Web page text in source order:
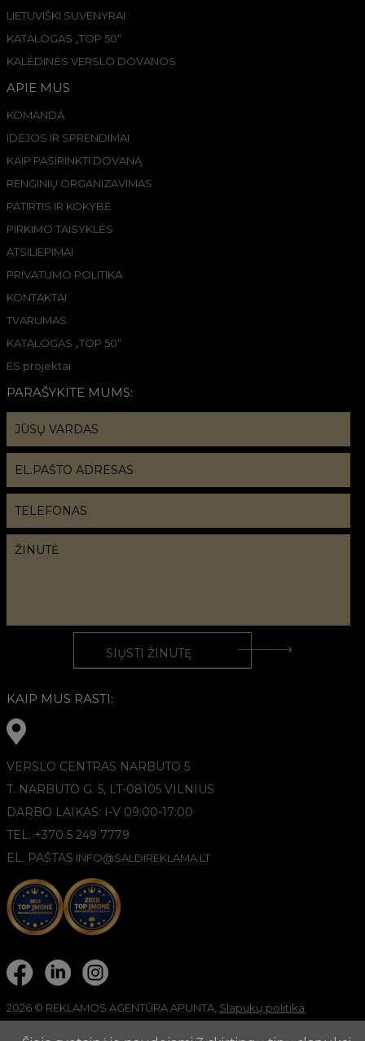
LIETUVIŠKI SUVENYRAI
KATALOGAS „TOP 50“
KALĖDINĖS VERSLO DOVANOS
APIE MUS
KOMANDA
IDĖJOS IR SPRENDIMAI
KAIP PASIRINKTI DOVANĄ
RENGINIŲ ORGANIZAVIMAS
PATIRTIS IR KOKYBĖ
PIRKIMO TAISYKLĖS
ATSILIEPIMAI
PRIVATUMO POLITIKA
KONTAKTAI
TVARUMAS
KATALOGAS „TOP 50“
ES projektai
PARAŠYKITE MUMS:
KAIP MUS RASTI:
VERSLO CENTRAS NARBUTO 5
T. NARBUTO G. 5, LT-08105 VILNIUS
DARBO LAIKAS: I-V 09:00-17:00
TEL. +370 5 249 7779
EL. PAŠTAS INFO@SALDIREKLAMA.LT
2026 © REKLAMOS AGENTŪRA APUNTA, Slapukų politika